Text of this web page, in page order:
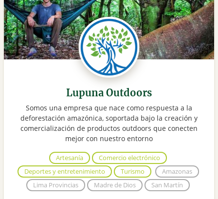
Lupuna Outdoors
Somos una empresa que nace como respuesta a la
deforestación amazónica, soportada bajo la creación y
comercialización de productos outdoors que conecten
mejor con nuestro entorno
Artesanía
Comercio electrónico
Deportes y entretenimiento
Turismo
Amazonas
Lima Provincias
Madre de Dios San Martín